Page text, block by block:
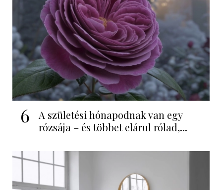
6
A születési hónapodnak van egy
rózsája – és többet elárul rólad,...